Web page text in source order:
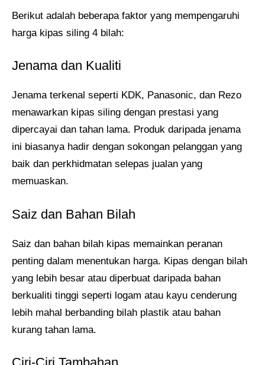
Berikut adalah beberapa faktor yang mempengaruhi
harga kipas siling 4 bilah:
Jenama dan Kualiti
Jenama terkenal seperti KDK, Panasonic, dan Rezo
menawarkan kipas siling dengan prestasi yang
dipercayai dan tahan lama. Produk daripada jenama
ini biasanya hadir dengan sokongan pelanggan yang
baik dan perkhidmatan selepas jualan yang
memuaskan.
Saiz dan Bahan Bilah
Saiz dan bahan bilah kipas memainkan peranan
penting dalam menentukan harga. Kipas dengan bilah
yang lebih besar atau diperbuat daripada bahan
berkualiti tinggi seperti logam atau kayu cenderung
lebih mahal berbanding bilah plastik atau bahan
kurang tahan lama.